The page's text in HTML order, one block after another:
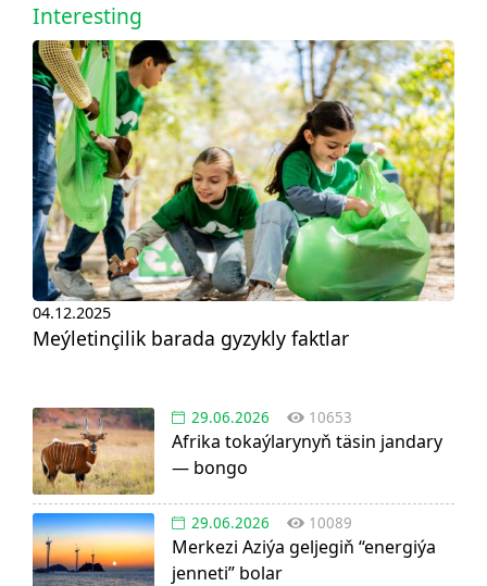
Interesting
04.12.2025
Meýletinçilik barada gyzykly faktlar
29.06.2026 10653
Afrika tokaýlarynyň täsin jandary
— bongo
29.06.2026 10089
Merkezi Aziýa geljegiň “energiýa
jenneti” bolar